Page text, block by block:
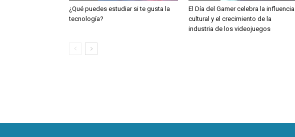
¿Qué puedes estudiar si te gusta la
tecnología?
El Día del Gamer celebra la influencia
cultural y el crecimiento de la
industria de los videojuegos